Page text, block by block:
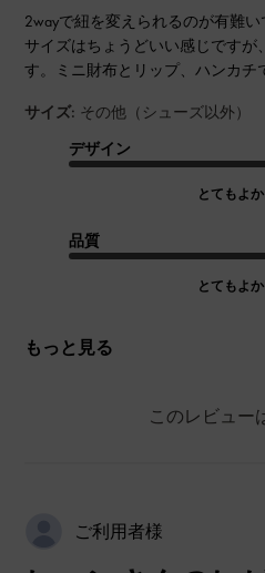
2wayで紐を変えられるのが有難い
サイズはちょうどいい感じです
す。ミニ財布とリップ、ハンカチ
サイズ: その他（シューズ以外）
デザイン
とてもよ
品質
とてもよ
もっと見る
このレビュー
ご利用者様